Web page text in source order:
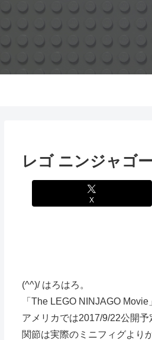
レゴ ニンジャゴ
X
(^^)/ はろはろ。
「The LEGO NINJAGO
アメリカでは2017/9/22公開予
関節は実際のミニフィグより